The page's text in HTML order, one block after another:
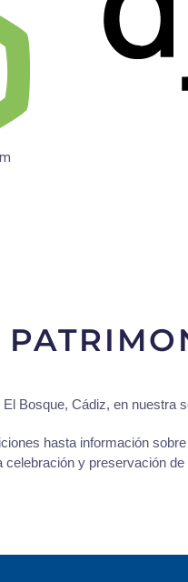
Bosque, Cádiz, en nuestra
hasta información
y preservación